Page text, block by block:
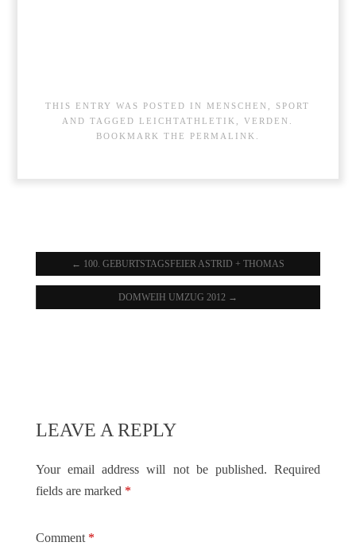
THIS ENTRY WAS POSTED IN MENSCHEN
SPORT
AND TAGGED LEICHTATHLETIK ,VERDEN
BOOKMARK THE PERMALINK
← 100. GEBURTSTAGSFEIER ASTRID + THOMAS
DOMWEIH UMZUG 2012 →
LEAVE A REPLY
Your email address will not be published.
Required
fields are marked *
Comment *